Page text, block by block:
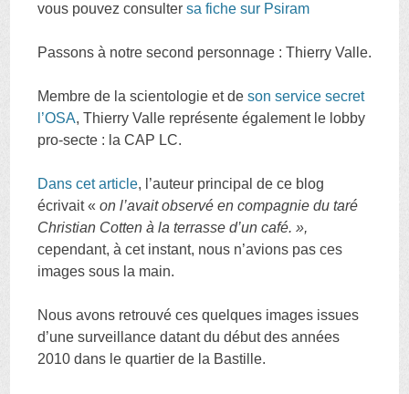
vous pouvez consultersa fiche sur Psiram
Passons à notre second personnage : Thierry Valle.
Membre de la scientologie et deson service secret
l’OSA, Thierry Valle représente également le lobby
pro-secte : la CAP LC.
Dans cet article, l’auteur principal de ce blog
écrivait «on l’avait observé en compagnie du taré
Christian Cotten à la terrasse d’un café. »,
cependant, à cet instant, nous n’avions pas ces
images sous la main.
Nous avons retrouvé ces quelques images issues
d’une surveillance datant du début des années
2010 dans le quartier de la Bastille.